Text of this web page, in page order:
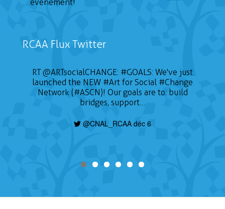
événement!
RCAA Flux Twitter
RT@ARTsocialCHANGE: #GOALS: We've just
launched the NEW #Art for Social #Change
Network (#ASCN)! Our goals are to: build
bridges, support…
@CNAL_RCAA déc 6